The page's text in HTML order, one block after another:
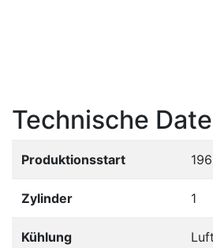
Technische
Produktionsstart
Zylinder 1
Kühlung Luft